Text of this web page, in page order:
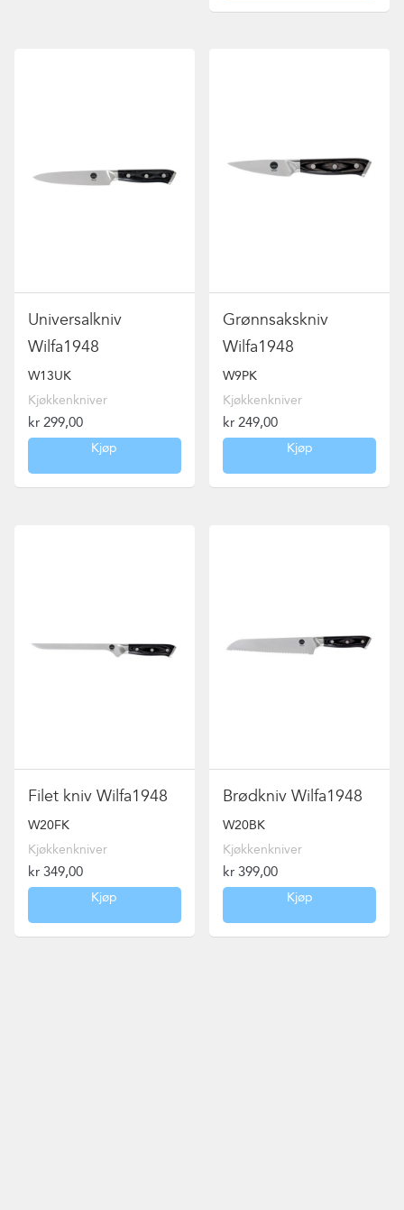
Universalkniv
Wilfa1948
W13UK
Kjøkkenkniver
kr 299,00
Kjøp
Grønnsakskniv
Wilfa1948
W9PK
Kjøkkenkniver
kr 249,00
Kjøp
Filet kniv Wilfa1948
W20FK
Kjøkkenkniver
kr 349,00
Kjøp
Brødkniv Wilfa1948
W20BK
Kjøkkenkniver
kr 399,00
Kjøp